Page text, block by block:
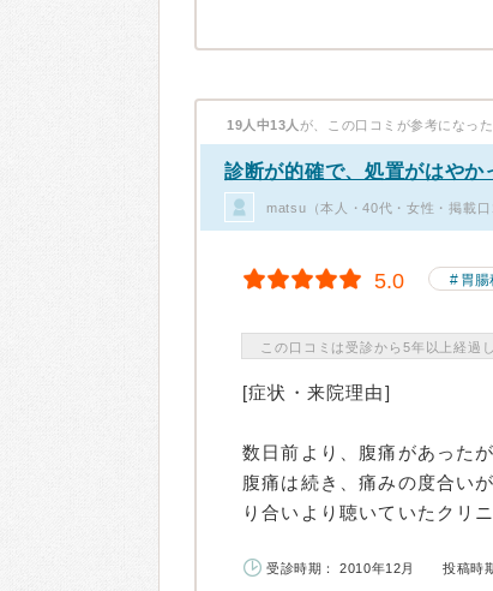
19人中13人 が、この口コミが参考になっ
診断が的確で、処置がはやか
matsu（本人・40代・女性・掲載口
5.0 胃腸
この口コミは受診から5年以上経過
[症状・来院理由]
数日前より、腹痛があった
腹痛は続き、痛みの度合い
り合いより聴いていたクリ
受診時期： 2010年12月 投稿時